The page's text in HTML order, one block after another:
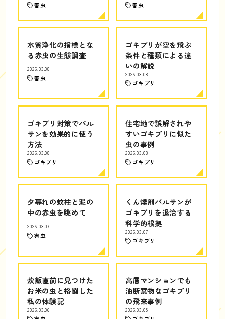
害虫 害虫
水質浄化の指標とな
る赤虫の生態調査
2026.03.08
害虫
ゴキブリが空を飛ぶ
条件と種類による違
いの解説
2026.03.08
ゴキブリ
ゴキブリ対策でバル
サンを効果的に使う
方法
2026.03.08
ゴキブリ
住宅地で誤解されや
すいゴキブリに似た
虫の事例
2026.03.08
ゴキブリ
夕暮れの蚊柱と泥の
中の赤虫を眺めて
2026.03.07
害虫
くん煙剤バルサンが
ゴキブリを退治する
科学的根拠
2026.03.07
ゴキブリ
炊飯直前に見つけた
お米の虫と格闘した
私の体験記
2026.03.06
高層マンションでも
油断禁物なゴキブリ
の飛来事例
2026.03.05